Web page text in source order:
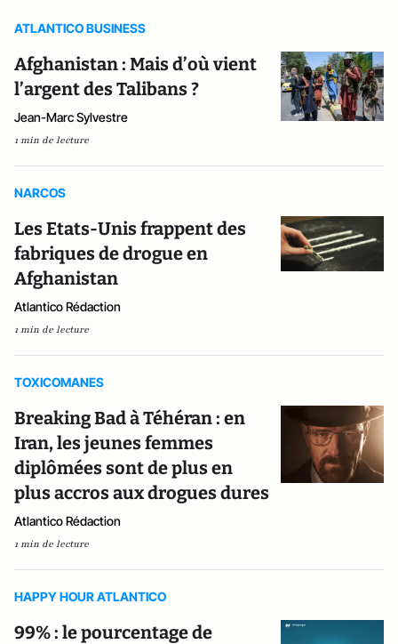
ATLANTICO BUSINESS
Afghanistan : Mais d’où vient
l’argent des Talibans ?
Jean-Marc Sylvestre
1 min de lecture
NARCOS
Les Etats-Unis frappent des
fabriques de drogue en
Afghanistan
Atlantico Rédaction
1 min de lecture
TOXICOMANES
Breaking Bad à Téhéran : en
Iran, les jeunes femmes
diplômées sont de plus en
plus accros aux drogues dures
Atlantico Rédaction
1 min de lecture
HAPPY HOUR ATLANTICO
99% : le pourcentage de